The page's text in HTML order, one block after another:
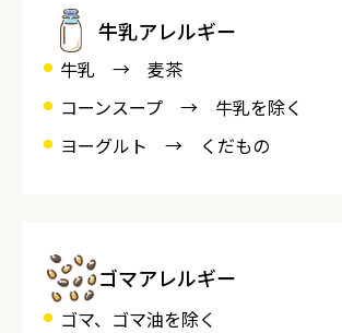
牛乳アレルギー
牛乳 → 麦茶
コーンスープ → 牛乳を除く
ヨーグルト → くだもの
ゴマアレルギー
ゴマ、ゴマ油を除く